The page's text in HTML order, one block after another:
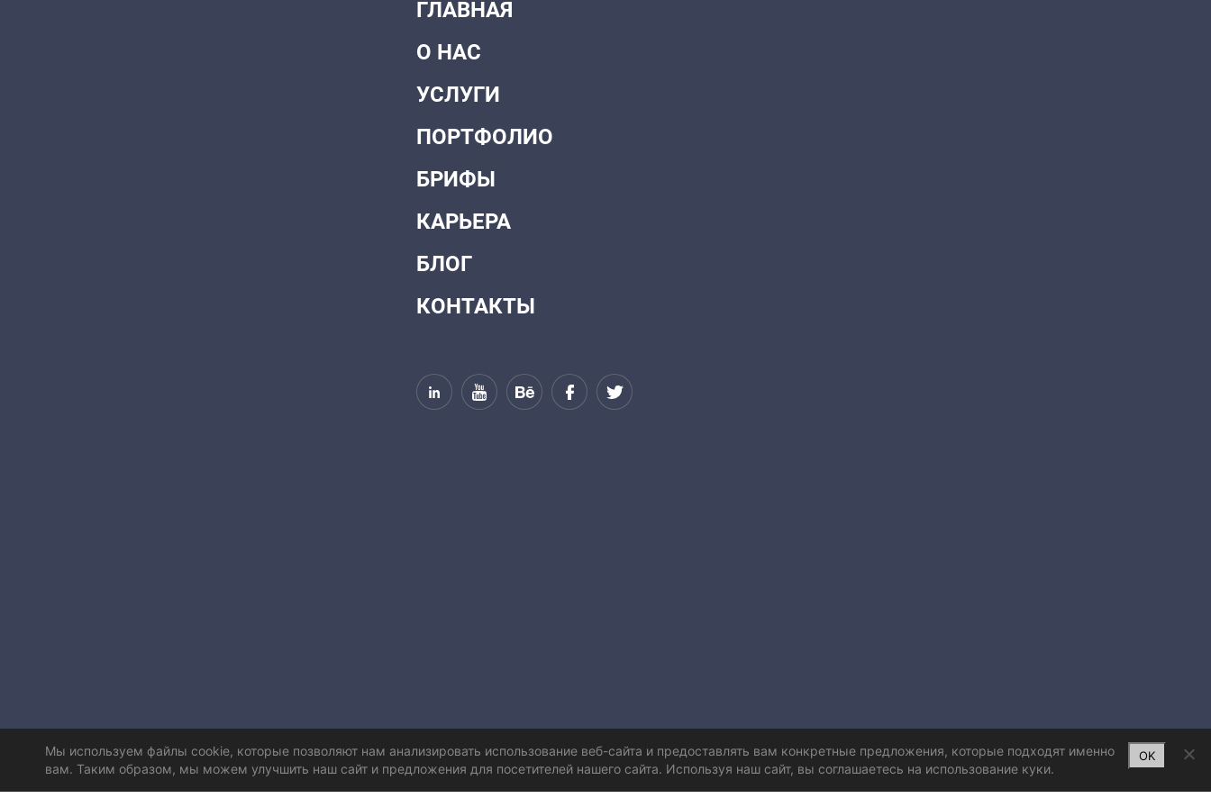
ГЛАВНАЯ
О НАС
УСЛУГИ
ПОРТФОЛИО
БРИФЫ
КАРЬЕРА
БЛОГ
КОНТАКТЫ
Мы используем файлы cookie, которые позволяют нам анализировать использование веб-сайта и предоставлять вам конкретные предложения, которые подходят именно
вам. Таким образом, мы можем улучшить наш сайт и предложения для посетителей нашего сайта. Используя наш сайт, вы соглашаетесь на использование куки.
OK